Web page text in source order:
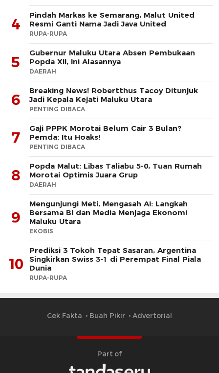
4
Pindah Markas ke Semarang, Malut United
Resmi Ganti Nama Jadi Java United
RUPA-RUPA
5
Gubernur Maluku Utara Absen Pembukaan
Popda XII, Ini Alasannya
DAERAH
6
Breaking News! Robertthus Tacoy Ditunjuk
Jadi Kepala Kejati Maluku Utara
PENTING DIBACA
7
Gaji PPPK Morotai Belum Cair 3 Bulan?
Pemda: Itu Hoaks!
PENTING DIBACA
8
Popda Malut: Libas Taliabu 5-0, Tuan Rumah
Morotai Optimis Juara Grup
DAERAH
9
Mengunjungi Meti, Mengasah AI: Langkah
Bersama BI dan Media Menjaga Ekonomi
Maluku Utara
EKOBIS
10
Prediksi 3 Tokoh Tepat Sasaran, Argentina
Singkirkan Swiss 3-1 di Perempat Final Piala
Dunia
RUPA-RUPA
Cek Fakta Buah Pikir Advertorial
Part of